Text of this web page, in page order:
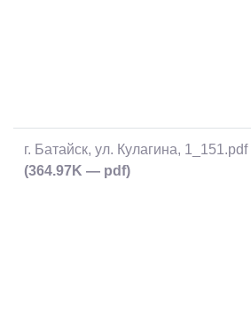
г. Батайск, ул. Кулагина, 1_151.pdf
(364.97K — pdf)